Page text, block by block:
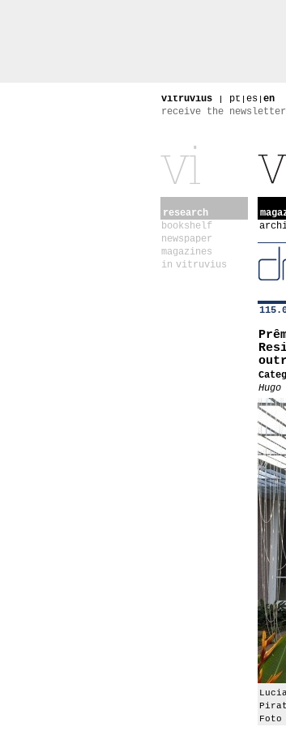
vitruvius | pt | es | en
receive the newsletter
research
bookshelf
newspaper
magazines
in vitruvius
Hugo